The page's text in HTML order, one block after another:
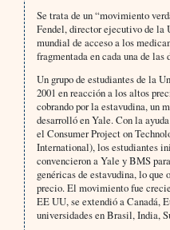
Se trata de un “movimiento
Fendel, director ejecutivo de la
mundial de acceso a los
fragmentada en cada una de las
Un grupo de estudiantes de la
2001 en reacción a los altos
cobrando por la estavudina, un
desarrolló en Yale. Con la
el Consumer Project on
International), los estudiantes
convencieron a Yale y BMS
genéricas de estavudina, lo que
precio. El movimiento fue
EE UU, se extendió a Canadá,
universidades en Brasil, India,